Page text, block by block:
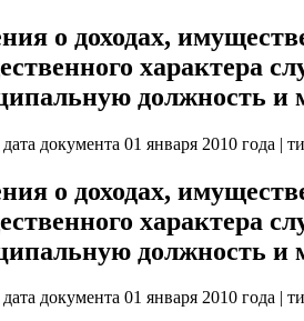
о доходах,
характера
должность и
дата документа 01 января 2010 года |
о доходах,
характера
должность и
дата документа 01 января 2010 года |